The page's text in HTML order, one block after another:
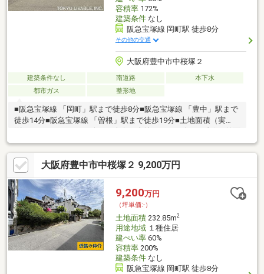
容積率172%
建築条件なし
阪急宝塚線 岡町駅 徒歩8分
その他の交通
大阪府豊中市中桜塚２
建築条件なし 南道路
本下水
都市ガス
整形地
■阪急宝塚線 「岡町」駅まで徒歩8分■阪急宝塚線 「豊中」駅まで
徒歩14分■阪急宝塚線 「曽根」駅まで徒歩19分■土地面積（実
道路との高低差なし■間口10.89ｍの整形地■現況古家あり（解体
更地渡し）駅までフラットな道のりで、通勤・通学に便利な立地
です。現地周辺は閑静な住宅地が広がっています。駅前の賑わい
と閑静な暮らしを両方を享受できる立地です。《担当者より一
言》些細なことでも構いませんので、気になる点などございまし
たらいつでもお気軽にお問合せください。お待ちしております。
大阪府豊中市中桜塚２ 9,200万円
9,200万円
（坪単価:-）
土地面積232.85m2
用途地域１種住居
建ぺい率60%
容積率200%
建築条件なし
阪急宝塚線 岡町駅 徒歩8分